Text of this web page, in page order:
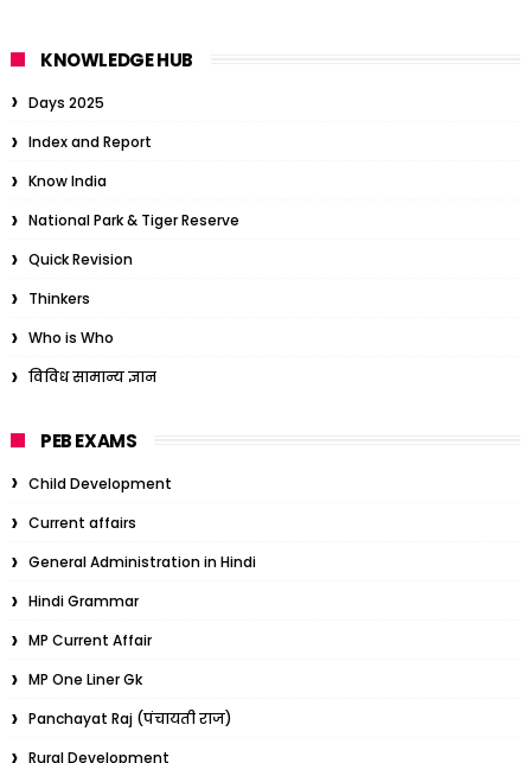
KNOWLEDGE HUB
Days 2025
Index and Report
Know India
National Park & Tiger Reserve
Quick Revision
Thinkers
Who is Who
विविध सामान्य ज्ञान
PEB EXAMS
Child Development
Current affairs
General Administration in Hindi
Hindi Grammar
MP Current Affair
MP One Liner Gk
Panchayat Raj (पंचायती राज)
Rural Development